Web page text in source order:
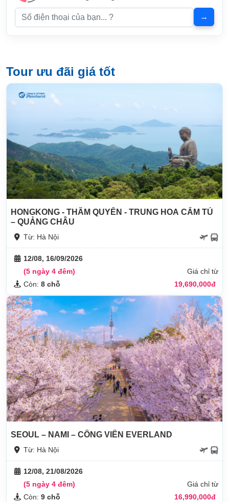
Tour ưu đãi giá tốt
HONGKONG - THÂM QUYẾN - TRUNG HOA CẨM TÚ
– QUẢNG CHÂU
Từ: Hà Nội
12/08, 16/09/2026
(5 ngày 4 đêm)
Giá chỉ từ
Còn: 8 chỗ 19,690,000đ
SEOUL – NAMI – CÔNG VIÊN EVERLAND
Từ: Hà Nội
12/08, 21/08/2026
(5 ngày 4 đêm)
Giá chỉ từ
Còn: 9 chỗ 16,990,000đ